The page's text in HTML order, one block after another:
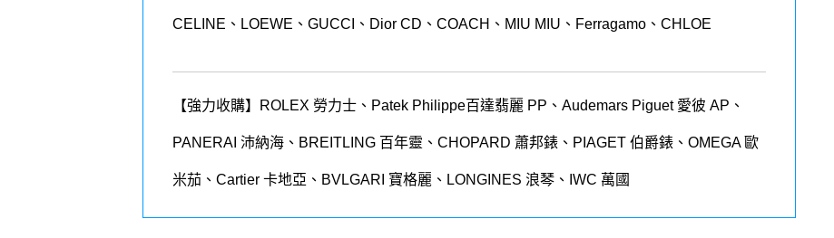
CELINE、LOEWE、GUCCI、Dior CD、COACH、MIU MIU、Ferragamo、CHLOE
【強力收購】ROLEX 勞力士、 Patek Philippe百達翡麗 PP 、 Audemars Piguet 愛彼 AP 、
PANERAI 沛納海、 BREITLING 百年靈、 CHOPARD 蕭邦錶、 PIAGET 伯爵錶、 OMEGA 歐
米茄、 Cartier 卡地亞、 BVLGARI 寶格麗、 LONGINES 浪琴、 IWC 萬國